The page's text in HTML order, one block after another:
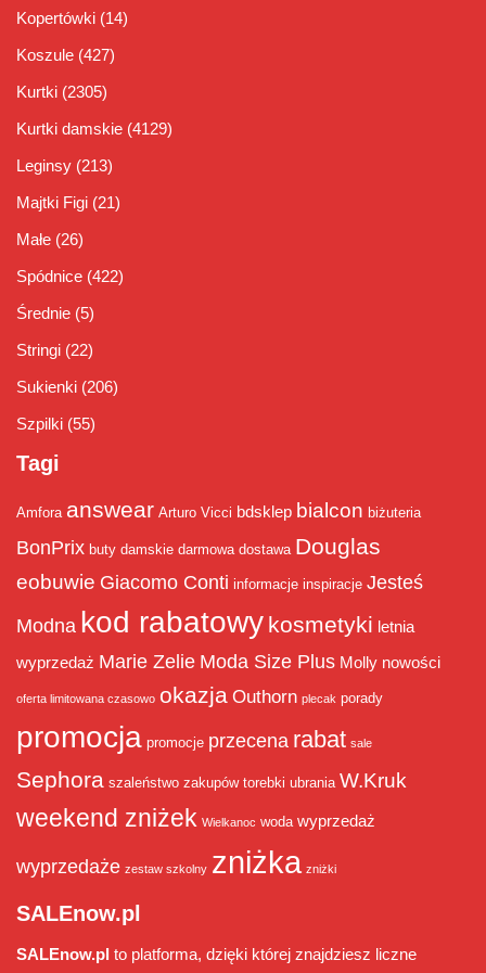
Kopertówki (14)
Koszule (427)
Kurtki (2305)
Kurtki damskie (4129)
Leginsy (213)
Majtki Figi (21)
Małe (26)
Spódnice (422)
Średnie (5)
Stringi (22)
Sukienki (206)
Szpilki (55)
Tagi
Amfora answear Arturo Vicci bdsklep bialcon biżuteria
BonPrix buty damskie darmowa dostawa Douglas
eobuwie Giacomo Conti informacje inspiracje Jesteś
Modna kod rabatowy kosmetyki letnia
wyprzedaż Marie Zelie Moda Size Plus Molly nowości
oferta limitowana czasowo okazja Outhorn plecak porady
promocja promocje przecena rabat sale
Sephora szaleństwo zakupów torebki ubrania W.Kruk
weekend zniżek Wielkanoc woda wyprzedaż
wyprzedaże zestaw szkolny zniżka zniżki
SALEnow.pl
SALEnow.pl to platforma, dzięki której znajdziesz liczne